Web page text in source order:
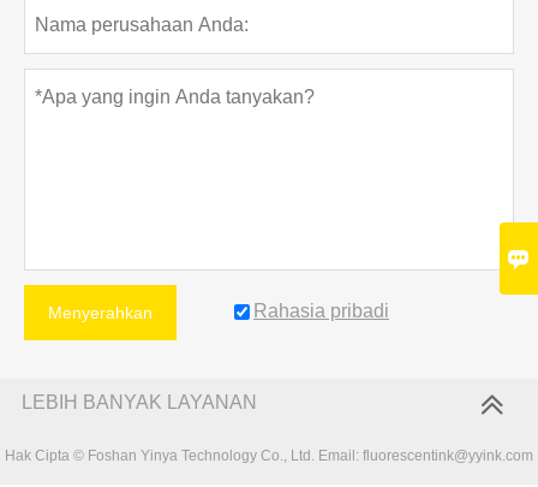
Menyerahkan Rahasia pribadi
LEBIH BANYAK LAYANAN
Hak Cipta © Foshan Yinya Technology Co., Ltd. Email: fluorescentink@yyink.com
